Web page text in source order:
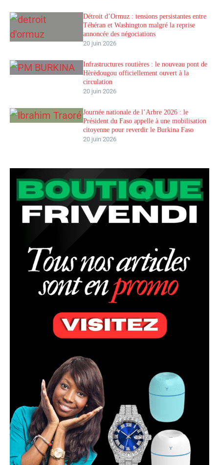
Détroit d’Ormuz : tensions persistantes entre
Téhéran et Washington malgré la reprise
annoncée des négociations
20 juin 2026
Infrastructures routières : le nouveau pont de
Hèrèdougou officiellement ouvert à la
circulation
20 juin 2026
Journée nationale de l’Arbre 2026 : le
Président du Faso appelle à une mobilisation
citoyenne pour reverdir le Burkina Faso
20 juin 2026